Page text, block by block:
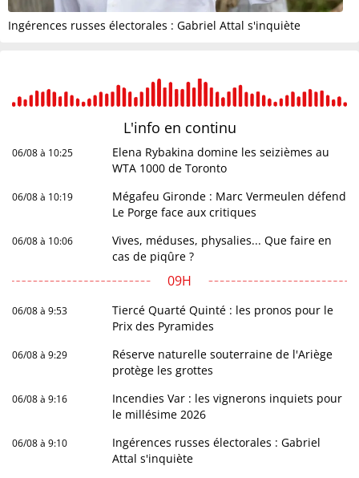
Ingérences russes électorales : Gabriel Attal s'inquiète
L'info en continu
06/08 à 10:25
Elena Rybakina domine les seizièmes au
WTA 1000 de Toronto
06/08 à 10:19
Mégafeu Gironde : Marc Vermeulen défend
Le Porge face aux critiques
06/08 à 10:06
Vives, méduses, physalies... Que faire en
cas de piqûre ?
09H
06/08 à 9:53
Tiercé Quarté Quinté : les pronos pour le
Prix des Pyramides
06/08 à 9:29
Réserve naturelle souterraine de l'Ariège
protège les grottes
06/08 à 9:16
Incendies Var : les vignerons inquiets pour
le millésime 2026
06/08 à 9:10
Ingérences russes électorales : Gabriel
Attal s'inquiète